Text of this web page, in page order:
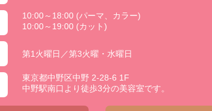
10:00～18:00 (パーマ、カラー)
10:00～19:00 (カット)
第1火曜日／第3火曜・水曜日
東京都中野区中野 2-28-6 1F
中野駅南口より徒歩3分の美容室です。